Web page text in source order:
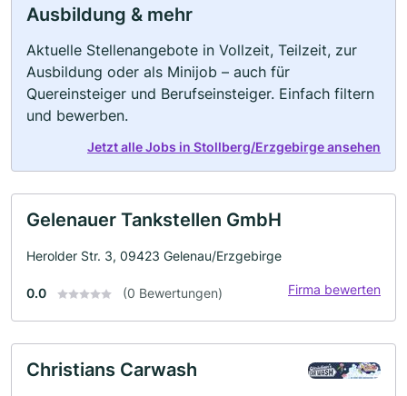
Ausbildung & mehr
Aktuelle Stellenangebote in Vollzeit, Teilzeit, zur
Ausbildung oder als Minijob – auch für
Quereinsteiger und Berufseinsteiger. Einfach filtern
und bewerben.
Jetzt alle Jobs in Stollberg/Erzgebirge ansehen
Gelenauer Tankstellen GmbH
Herolder Str. 3, 09423 Gelenau/Erzgebirge
0.0 (0 Bewertungen) Firma bewerten
Christians Carwash